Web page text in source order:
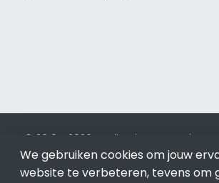
© 2019 - 2026 Realisatie en SEO door
Internet. Betaal alleen voor bewezen
optimalisatie No Cure No Pay.Schiedam
We gebruiken cookies om jouw
website te verbeteren, tevens om